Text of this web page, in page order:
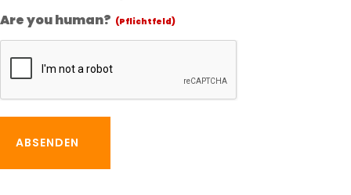
Are you human? (Pflichtfeld)
ABSENDEN